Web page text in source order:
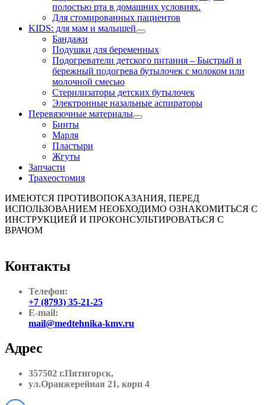
полостью рта в домашних условиях.
Для стомированных пациентов
KIDS: для мам и малышей
Бандажи
Подушки для беременных
Подогреватели детского питания – Быстрый и
бережный подогрева бутылочек с молоком или
молочной смесью
Стерилизаторы детских бутылочек
Электронные назальные аспираторы
Перевязочные материалы
Бинты
Марля
Пластыри
Жгуты
Запчасти
Трахеостомия
ИМЕЮТСЯ ПРОТИВОПОКАЗАНИЯ, ПЕРЕД
ИСПОЛЬЗОВАНИЕМ НЕОБХОДИМО ОЗНАКОМИТЬСЯ С
ИНСТРУКЦИЕЙ И ПРОКОНСУЛЬТИРОВАТЬСЯ С
ВРАЧОМ
Контакты
Телефон:
+7 (8793) 35-21-25
E-mail:
mail@medtehnika-kmv.ru
Адрес
357502 г.Пятигорск,
ул.Оранжерейная 21, корп 4